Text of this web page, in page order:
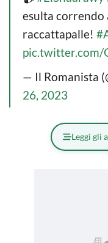
esulta correndo
raccattapalle!
pic.twitter.com/
— Il Romanista
26, 2023
Leggi gli